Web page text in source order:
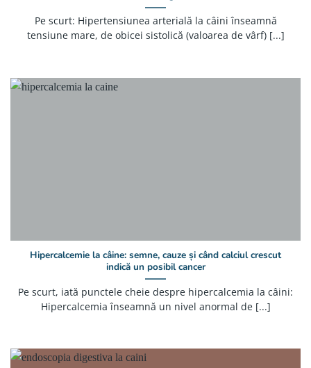
Pe scurt: Hipertensiunea arterială la câini înseamnă
tensiune mare, de obicei sistolică (valoarea de vârf) [...]
Hipercalcemie la câine: semne, cauze și când calciul crescut
indică un posibil cancer
Pe scurt, iată punctele cheie despre hipercalcemia la câini:
Hipercalcemia înseamnă un nivel anormal de [...]